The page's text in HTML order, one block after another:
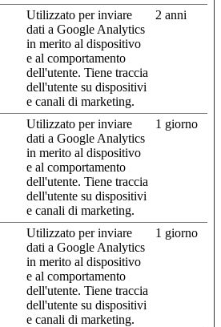
Utilizzato per inviare
dati a Google Analytics
in merito al dispositivo
e al comportamento
dell'utente. Tiene traccia
dell'utente su dispositivi
e canali di marketing.
2 anni
Utilizzato per inviare
dati a Google Analytics
in merito al dispositivo
e al comportamento
dell'utente. Tiene traccia
dell'utente su dispositivi
e canali di marketing.
1 giorno
Utilizzato per inviare
dati a Google Analytics
in merito al dispositivo
e al comportamento
dell'utente. Tiene traccia
dell'utente su dispositivi
e canali di marketing.
1 giorno